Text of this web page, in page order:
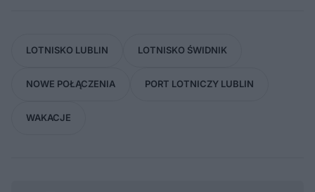
LOTNISKO LUBLIN LOTNISKO ŚWIDNIK
NOWE POŁĄCZENIA PORT LOTNICZY LUBLIN
WAKACJE